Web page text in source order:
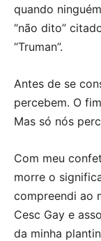
quando
“não dito”
“Truman”.
Antes de se
percebem. O
Mas só nós
Com meu
morre o
compreendi ao
Cesc Gay e
da minha